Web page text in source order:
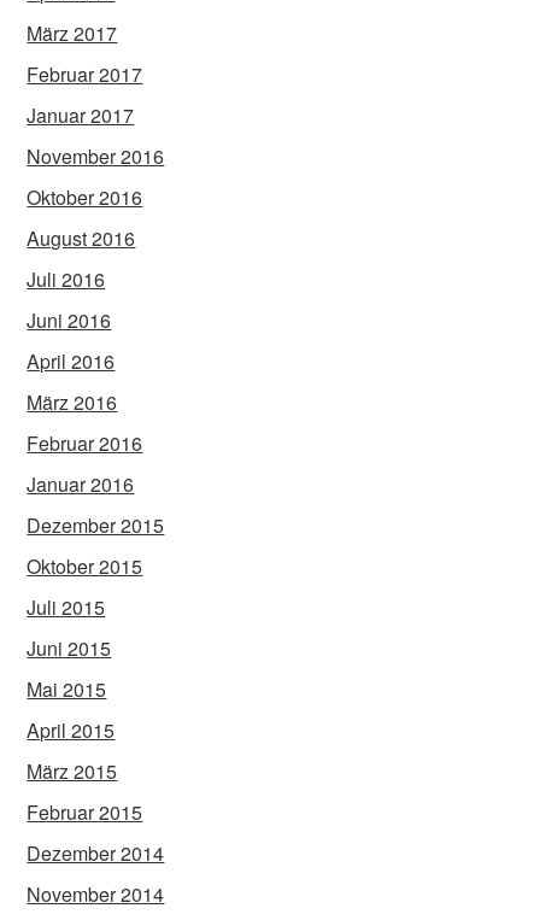
März 2017
Februar 2017
Januar 2017
November 2016
Oktober 2016
August 2016
Juli 2016
Juni 2016
April 2016
März 2016
Februar 2016
Januar 2016
Dezember 2015
Oktober 2015
Juli 2015
Juni 2015
Mai 2015
April 2015
März 2015
Februar 2015
Dezember 2014
November 2014